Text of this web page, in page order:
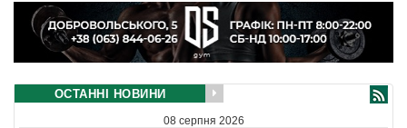
ОСТАННІ НОВИНИ
08 серпня 2026